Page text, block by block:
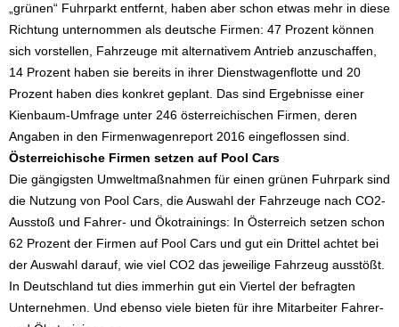
„grünen“ Fuhrparkt entfernt, haben aber schon etwas mehr in diese
Richtung unternommen als deutsche Firmen: 47 Prozent können
sich vorstellen, Fahrzeuge mit alternativem Antrieb anzuschaffen,
14 Prozent haben sie bereits in ihrer Dienstwagenflotte und 20
Prozent haben dies konkret geplant. Das sind Ergebnisse einer
Kienbaum-Umfrage unter 246 österreichischen Firmen, deren
Angaben in den Firmenwagenreport 2016 eingeflossen sind.
Österreichische Firmen setzen auf Pool Cars
Die gängigsten Umweltmaßnahmen für einen grünen Fuhrpark sind
die Nutzung von Pool Cars, die Auswahl der Fahrzeuge nach CO2-
Ausstoß und Fahrer- und Ökotrainings: In Österreich setzen schon
62 Prozent der Firmen auf Pool Cars und gut ein Drittel achtet bei
der Auswahl darauf, wie viel CO2 das jeweilige Fahrzeug ausstößt.
In Deutschland tut dies immerhin gut ein Viertel der befragten
Unternehmen. Und ebenso viele bieten für ihre Mitarbeiter Fahrer-